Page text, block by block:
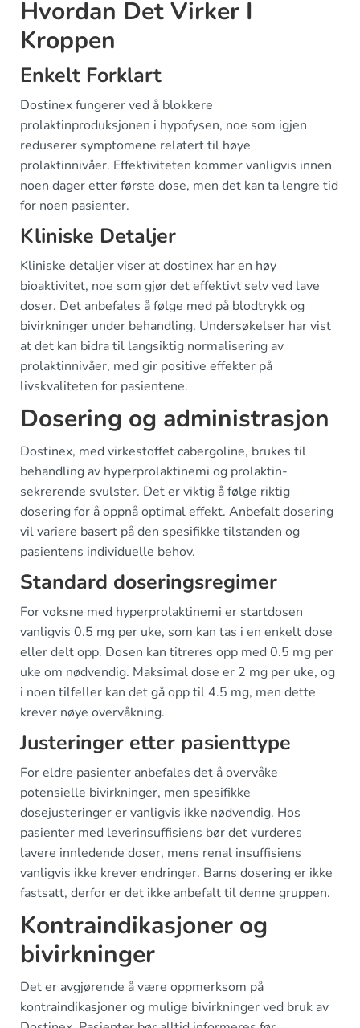
Hvordan Det Virker I
Kroppen
Enkelt Forklart
Dostinex fungerer ved å blokkere
prolaktinproduksjonen i hypofysen, noe som igjen
reduserer symptomene relatert til høye
prolaktinnivåer. Effektiviteten kommer vanligvis innen
noen dager etter første dose, men det kan ta lengre tid
for noen pasienter.
Kliniske Detaljer
Kliniske detaljer viser at dostinex har en høy
bioaktivitet, noe som gjør det effektivt selv ved lave
doser. Det anbefales å følge med på blodtrykk og
bivirkninger under behandling. Undersøkelser har vist
at det kan bidra til langsiktig normalisering av
prolaktinnivåer, med gir positive effekter på
livskvaliteten for pasientene.
Dosering og administrasjon
Dostinex, med virkestoffet cabergoline, brukes til
behandling av hyperprolaktinemi og prolaktin-
sekrerende svulster. Det er viktig å følge riktig
dosering for å oppnå optimal effekt. Anbefalt dosering
vil variere basert på den spesifikke tilstanden og
pasientens individuelle behov.
Standard doseringsregimer
For voksne med hyperprolaktinemi er startdosen
vanligvis 0.5 mg per uke, som kan tas i en enkelt dose
eller delt opp. Dosen kan titreres opp med 0.5 mg per
uke om nødvendig. Maksimal dose er 2 mg per uke, og
i noen tilfeller kan det gå opp til 4.5 mg, men dette
krever nøye overvåkning.
Justeringer etter pasienttype
For eldre pasienter anbefales det å overvåke
potensielle bivirkninger, men spesifikke
dosejusteringer er vanligvis ikke nødvendig. Hos
pasienter med leverinsuffisiens bør det vurderes
lavere innledende doser, mens renal insuffisiens
vanligvis ikke krever endringer. Barns dosering er ikke
fastsatt, derfor er det ikke anbefalt til denne gruppen.
Kontraindikasjoner og
bivirkninger
Det er avgjørende å være oppmerksom på
kontraindikasjoner og mulige bivirkninger ved bruk av